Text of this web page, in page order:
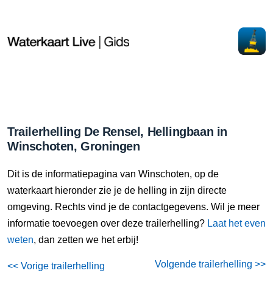
Trailerhelling De Rensel, Hellingbaan in
Winschoten, Groningen
Dit is de informatiepagina van Winschoten, op de
waterkaart hieronder zie je de helling in zijn directe
omgeving. Rechts vind je de contactgegevens. Wil je meer
informatie toevoegen over deze trailerhelling? Laat het even
weten, dan zetten we het erbij!
<< Vorige trailerhelling Volgende trailerhelling >>